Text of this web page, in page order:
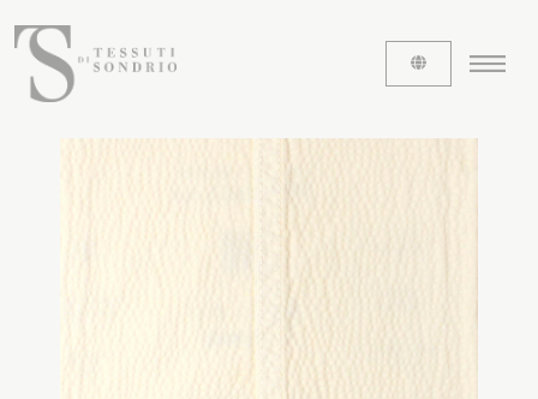
ABOUT US
Our history
Work with us